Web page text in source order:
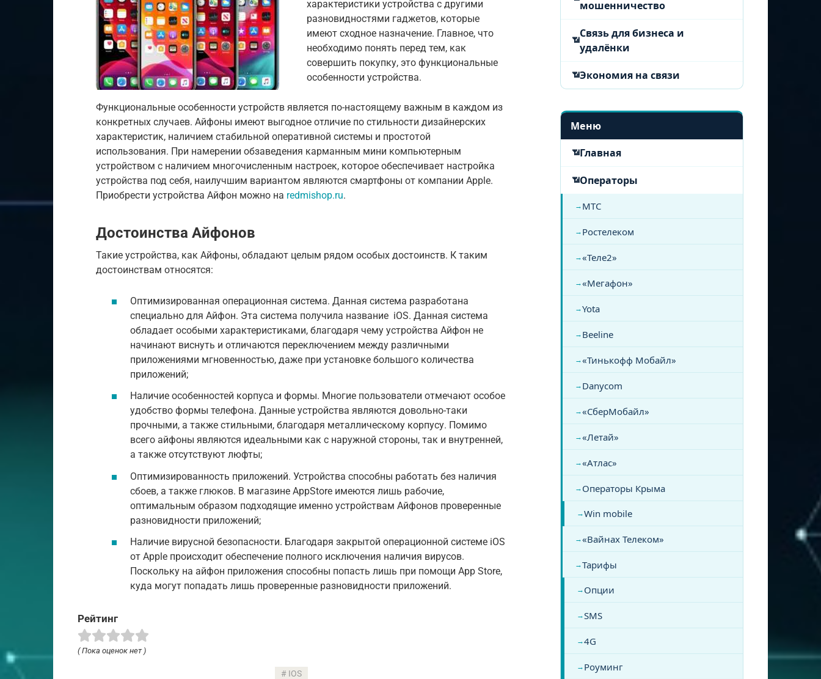
характеристики устройства с другими
разновидностями гаджетов, которые
имеют сходное назначение. Главное, что
необходимо понять перед тем, как
совершить покупку, это функциональные
особенности устройства.
Функциональные особенности устройств является по-настоящему важным в каждом из
конкретных случаев. Айфоны имеют выгодное отличие по стильности дизайнерских
характеристик, наличием стабильной оперативной системы и простотой
использования. При намерении обзаведения карманным мини компьютерным
устройством с наличием многочисленным настроек, которое обеспечивает настройка
устройства под себя, наилучшим вариантом являются смартфоны от компании Apple.
Приобрести устройства Айфон можно на redmishop.ru.
Достоинства Айфонов
Такие устройства, как Айфоны, обладают целым рядом особых достоинств. К таким
достоинствам относятся:
Оптимизированная операционная система. Данная система разработана
специально для Айфон. Эта система получила название iOS. Данная система
обладает особыми характеристиками, благодаря чему устройства Айфон не
начинают виснуть и отличаются переключением между различными
приложениями мгновенностью, даже при установке большого количества
приложений;
Наличие особенностей корпуса и формы. Многие пользователи отмечают особое
удобство формы телефона. Данные устройства являются довольно-таки
прочными, а также стильными, благодаря металлическому корпусу. Помимо
всего айфоны являются идеальными как с наружной стороны, так и внутренней,
а также отсутствуют люфты;
Оптимизированность приложений. Устройства способны работать без наличия
сбоев, а также глюков. В магазине AppStore имеются лишь рабочие,
оптимальным образом подходящие именно устройствам Айфонов проверенные
разновидности приложений;
Наличие вирусной безопасности. Благодаря закрытой операционной системе iOS
от Apple происходит обеспечение полного исключения наличия вирусов.
Поскольку на айфон приложения способны попасть лишь при помощи App Store,
куда могут попадать лишь проверенные разновидности приложений.
Рейтинг
( Пока оценок нет )
IOS
мошенничество
Связь для бизнеса и
удалёнки
Экономия на связи
Меню
Главная
Операторы
МТС
Ростелеком
«Теле2»
«Мегафон»
Yota
Beeline
«Тинькофф Мобайл»
Danycom
«СберМобайл»
«Летай»
«Атлас»
Операторы Крыма
Win mobile
«Вайнах Телеком»
Тарифы
Опции
SMS
4G
Роуминг